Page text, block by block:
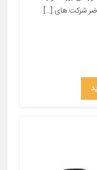
شرکت های […]